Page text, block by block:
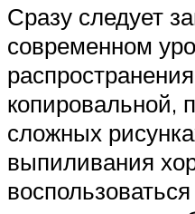
Сразу следует
современном
копировальной,
сложных
выпиливания